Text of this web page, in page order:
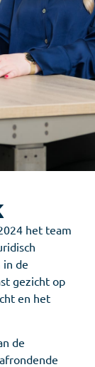
het team
de
gezicht op
en het
de